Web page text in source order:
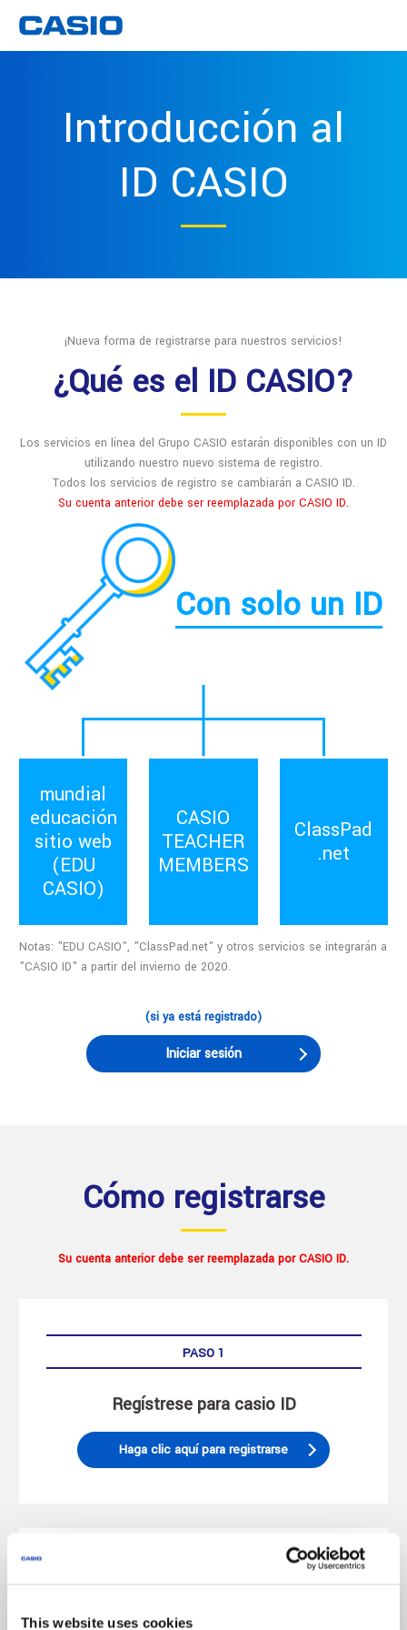
This website uses cookies
Introducción al
ID CASIO
¡Nueva forma de registrarse para nuestros servicios!
¿Qué es el ID CASIO?
Los servicios en línea del Grupo CASIO estarán disponibles con un ID
utilizando nuestro nuevo sistema de registro.
Todos los servicios de registro se cambiarán a CASIO ID.
Su cuenta anterior debe ser reemplazada por CASIO ID.
Con solo un ID
mundial
educación
sitio web
(EDU
CASIO)
CASIO
TEACHER
MEMBERS
ClassPad
.net
Notas: "EDU CASIO", "ClassPad.net" y otros servicios se integrarán a
"CASIO ID" a partir del invierno de 2020.
(si ya está registrado)
Iniciar sesión
Cómo registrarse
Su cuenta anterior debe ser reemplazada por CASIO ID.
PASO 1
Regístrese para casio ID
Haga clic aquí para registrarse